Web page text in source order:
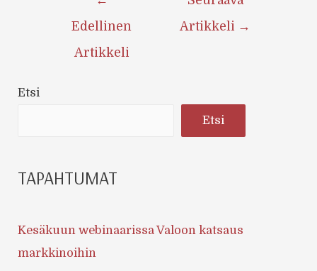
Edellinen
Artikkeli
Artikkeli →
Etsi
Etsi
TAPAHTUMAT
Kesäkuun webinaarissa Valoon katsaus
markkinoihin